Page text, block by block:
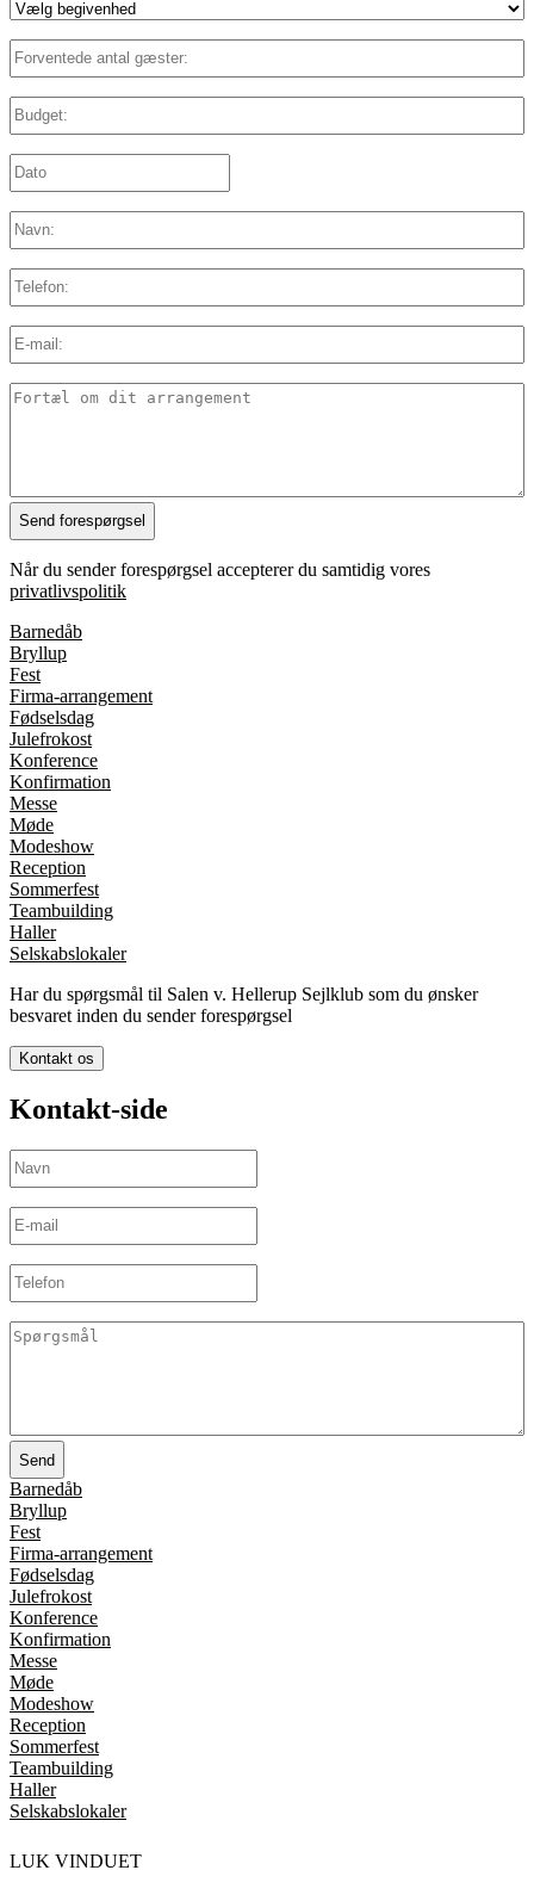
Vælg
Forventede
antal
Budget:
Dato:
YYYY
Navn:
Telefon:
E-
mail:*
Detaljer
Når du sender forespørgsel accepterer du samtidig vores
privatlivspolitik
Barnedåb
Bryllup
Fest
Firma-arrangement
Fødselsdag
Julefrokost
Konference
Konfirmation
Messe
Møde
Modeshow
Reception
Sommerfest
Teambuilding
Haller
Selskabslokaler
Har du spørgsmål til Salen v. Hellerup Sejlklub som du ønsker
besvaret inden du sender forespørgsel
Kontakt os
Kontakt-side
Navn
E-
mail(Påkrævet)
Telefon
Spørgsmål(Påkrævet)
Barnedåb
Bryllup
Fest
Firma-arrangement
Fødselsdag
Julefrokost
Konference
Konfirmation
Messe
Møde
Modeshow
Reception
Sommerfest
Teambuilding
Haller
Selskabslokaler
LUK VINDUET